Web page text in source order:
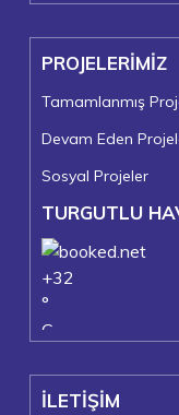
PROJELERİMİZ
Tamamlanmış
Devam Eden
Sosyal Projeler
TURGUTLU
+32
°
C
+23°
Turgutlu
İLETİŞİM